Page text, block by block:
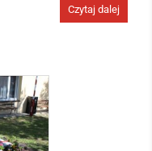
Czytaj dalej